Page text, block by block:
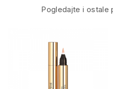
Pogledajte i ostale